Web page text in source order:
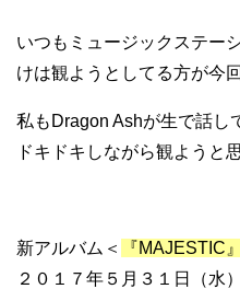
いつもミュージックステー
けは観ようとしてる方が今
私もDragon Ashが生で話し
ドキドキしながら観ようと
新アルバム＜ 『MAJESTIC』
２０１７年５月３１日（水